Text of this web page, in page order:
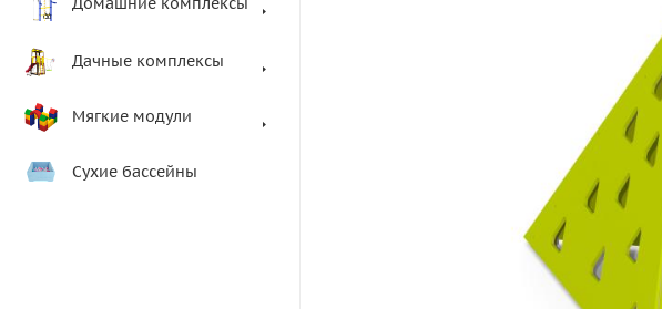
Дачные комплексы
Мягкие модули
Сухие бассейны